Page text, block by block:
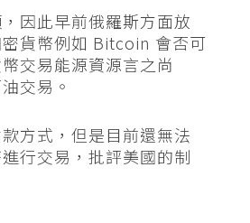
因此早前俄羅斯方面放
貨幣例如 Bitcoin 會否可
交易能源資源言之尚
交易。
方式，但是目前還無法
行交易，批評美國的制